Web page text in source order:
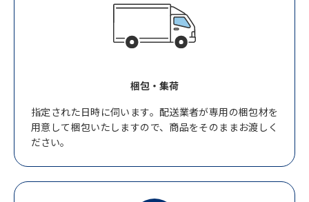
梱包・集荷
指定された日時に伺います。配送業者が専用の梱包材を
用意して梱包いたしますので、商品をそのままお渡しく
ださい。